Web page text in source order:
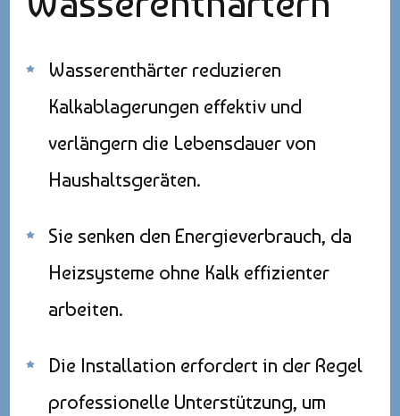
Wasserenthärter reduzieren
Kalkablagerungen effektiv und
verlängern die Lebensdauer von
Haushaltsgeräten.
Sie senken den Energieverbrauch, da
Heizsysteme ohne Kalk effizienter
arbeiten.
Die Installation erfordert in der Regel
professionelle Unterstützung, um